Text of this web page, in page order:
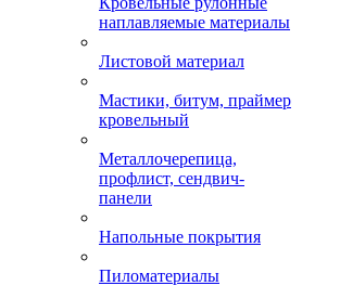
наплавляемые материалы
Листовой материал
Мастики, битум, праймер
кровельный
Металлочерепица,
профлист, сендвич-
панели
Напольные покрытия
Пиломатериалы